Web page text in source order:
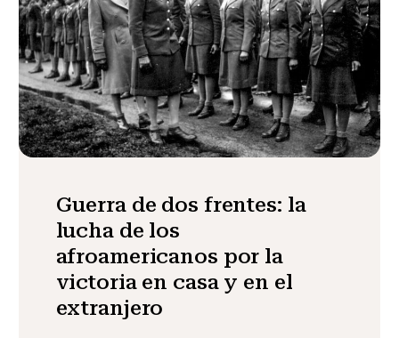
Guerra de dos frentes: la
lucha de los
afroamericanos por la
victoria en casa y en el
extranjero